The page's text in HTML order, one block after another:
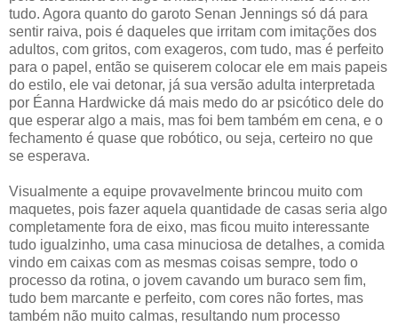
tudo. Agora quanto do garoto Senan Jennings só dá para
sentir raiva, pois é daqueles que irritam com imitações dos
adultos, com gritos, com exageros, com tudo, mas é perfeito
para o papel, então se quiserem colocar ele em mais papeis
do estilo, ele vai detonar, já sua versão adulta interpretada
por Éanna Hardwicke dá mais medo do ar psicótico dele do
que esperar algo a mais, mas foi bem também em cena, e o
fechamento é quase que robótico, ou seja, certeiro no que
se esperava.
Visualmente a equipe provavelmente brincou muito com
maquetes, pois fazer aquela quantidade de casas seria algo
completamente fora de eixo, mas ficou muito interessante
tudo igualzinho, uma casa minuciosa de detalhes, a comida
vindo em caixas com as mesmas coisas sempre, todo o
processo da rotina, o jovem cavando um buraco sem fim,
tudo bem marcante e perfeito, com cores não fortes, mas
também não muito calmas, resultando num processo